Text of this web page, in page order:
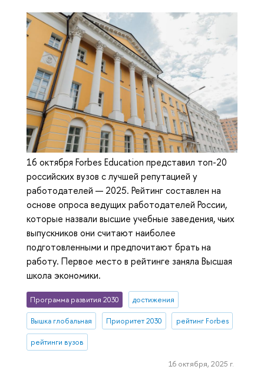
16 октября Forbes Education представил топ-20
российских вузов с лучшей репутацией у
работодателей — 2025. Рейтинг составлен на
основе опроса ведущих работодателей России,
которые назвали высшие учебные заведения, чьих
выпускников они считают наиболее
подготовленными и предпочитают брать на
работу. Первое место в рейтинге заняла Высшая
школа экономики.
Программа развития 2030 достижения
Вышка глобальная Приоритет 2030 рейтинг Forbes
рейтинги вузов
16 октября, 2025 г.